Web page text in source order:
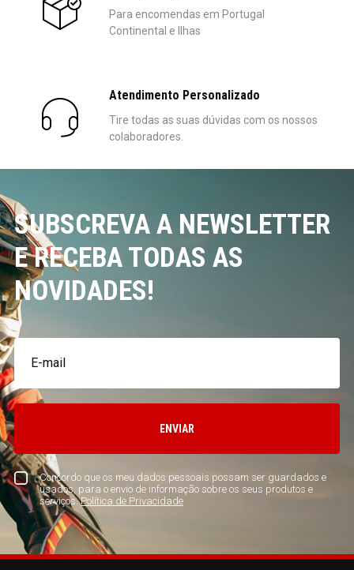
Para encomendas em Portugal
Continental e Ilhas
Atendimento Personalizado
Tire todas as suas dúvidas com os nossos
colaboradores.
SUBSCREVA A NEWSLETTER
E RECEBA TODAS AS
NOVIDADES!
Concordo que os meu dados pessoais possam ser guardados e
usados, para o envio de informação sobre os seus produtos e
serviços.Política de Privacidade
ENVIAR